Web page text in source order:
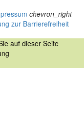
chevron_right
zur Barrierefreiheit
auf dieser Seite